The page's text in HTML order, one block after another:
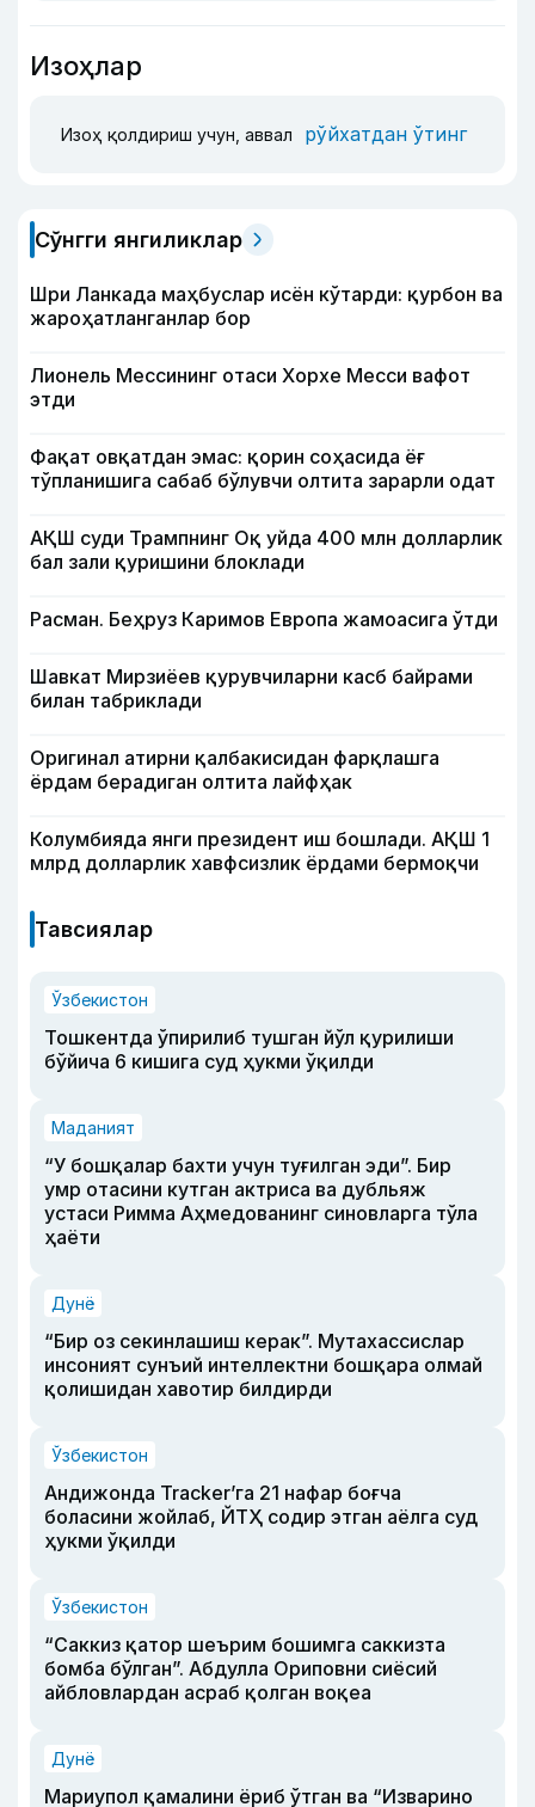
Изоҳлар
Изоҳ қолдириш учун, аввал рўйхатдан ўтинг
Сўнгги янгиликлар
Шри Ланкада маҳбуслар исён кўтарди: қурбон ва
жароҳатланганлар бор
Лионель Мессининг отаси Хорхе Месси вафот
этди
Фақат овқатдан эмас: қорин соҳасида ёғ
тўпланишига сабаб бўлувчи олтита зарарли одат
АҚШ суди Трампнинг Оқ уйда 400 млн долларлик
бал зали қуришини блоклади
Расман. Беҳруз Каримов Европа жамоасига ўтди
Шавкат Мирзиёев қурувчиларни касб байрами
билан табриклади
Оригинал атирни қалбакисидан фарқлашга
ёрдам берадиган олтита лайфҳак
Колумбияда янги президент иш бошлади. АҚШ 1
млрд долларлик хавфсизлик ёрдами бермоқчи
Тавсиялар
Ўзбекистон
Тошкентда ўпирилиб тушган йўл қурилиши
бўйича 6 кишига суд ҳукми ўқилди
Маданият
“У бошқалар бахти учун туғилган эди”. Бир
умр отасини кутган актриса ва дубльяж
устаси Римма Аҳмедованинг синовларга тўла
ҳаёти
Дунё
“Бир оз секинлашиш керак”. Мутахассислар
инсоният сунъий интеллектни бошқара олмай
қолишидан хавотир билдирди
Ўзбекистон
Андижонда Tracker’га 21 нафар боғча
боласини жойлаб, ЙТҲ содир этган аёлга суд
ҳукми ўқилди
Ўзбекистон
“Саккиз қатор шеърим бошимга саккизта
бомба бўлган”. Абдулла Ориповни сиёсий
айбловлардан асраб қолган воқеа
Дунё
Мариупол қамалини ёриб ўтган ва “Изварино